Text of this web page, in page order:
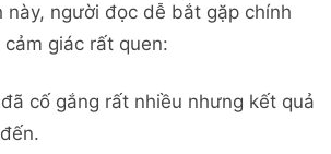
này, người đọc dễ bắt gặp chính
giác rất quen:
cố gắng rất nhiều nhưng kết quả